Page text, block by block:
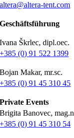
altera@altera-tent.com
Geschäftsführung
Ivana Škrlec, dipl.oec.
+385 (0) 91 522 1399
Bojan Makar, mr.sc.
+385 (0) 91 45 310 45
Private Events
Brigita Banovec,
+385 (0) 91 45 310 54